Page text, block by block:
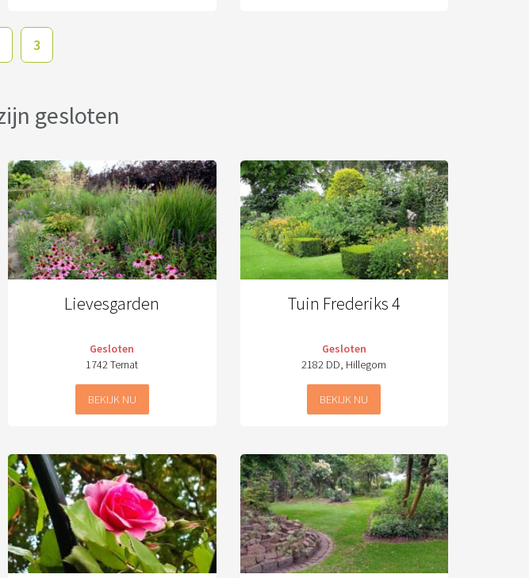
3
gesloten
Lievesgarden
Gesloten
1742 Ternat
BEKIJK NU
Tuin Frederiks 4
Gesloten
2182 DD, Hillegom
BEKIJK NU